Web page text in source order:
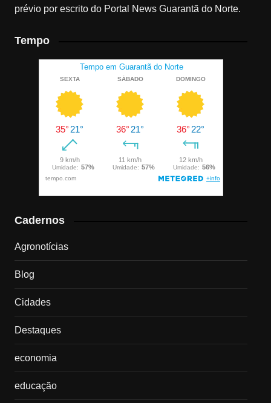
prévio por escrito do Portal News Guarantã do Norte.
Tempo
Cadernos
Agronotícias
Blog
Cidades
Destaques
economia
educação